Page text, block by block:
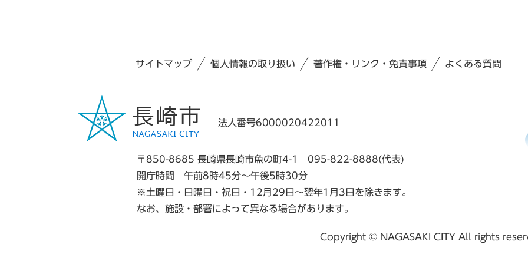
サイトマップ 個人情報の取り扱い 著作権・リンク・免責事項 よくある質問
法人番号6000020422011
〒850-8685 長崎県長崎市魚の町4-1
095-822-8888(代表)
開庁時間 午前8時45分～午後5時30分
※土曜日・日曜日・祝日・12月29日～翌年1月3日を除きます。
なお、施設・部署によって異なる場合があります。
Copyright © NAGASAKI CITY All rights